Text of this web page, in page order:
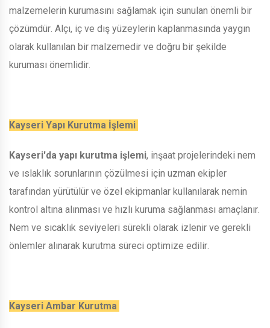
malzemelerin kurumasını sağlamak için sunulan önemli bir
çözümdür. Alçı, iç ve dış yüzeylerin kaplanmasında yaygın
olarak kullanılan bir malzemedir ve doğru bir şekilde
kuruması önemlidir.
Kayseri Yapı Kurutma İşlemi
Kayseri'da yapı kurutma işlemi, inşaat projelerindeki nem
ve ıslaklık sorunlarının çözülmesi için uzman ekipler
tarafından yürütülür ve özel ekipmanlar kullanılarak nemin
kontrol altına alınması ve hızlı kuruma sağlanması amaçlanır.
Nem ve sıcaklık seviyeleri sürekli olarak izlenir ve gerekli
önlemler alınarak kurutma süreci optimize edilir.
Kayseri Ambar Kurutma